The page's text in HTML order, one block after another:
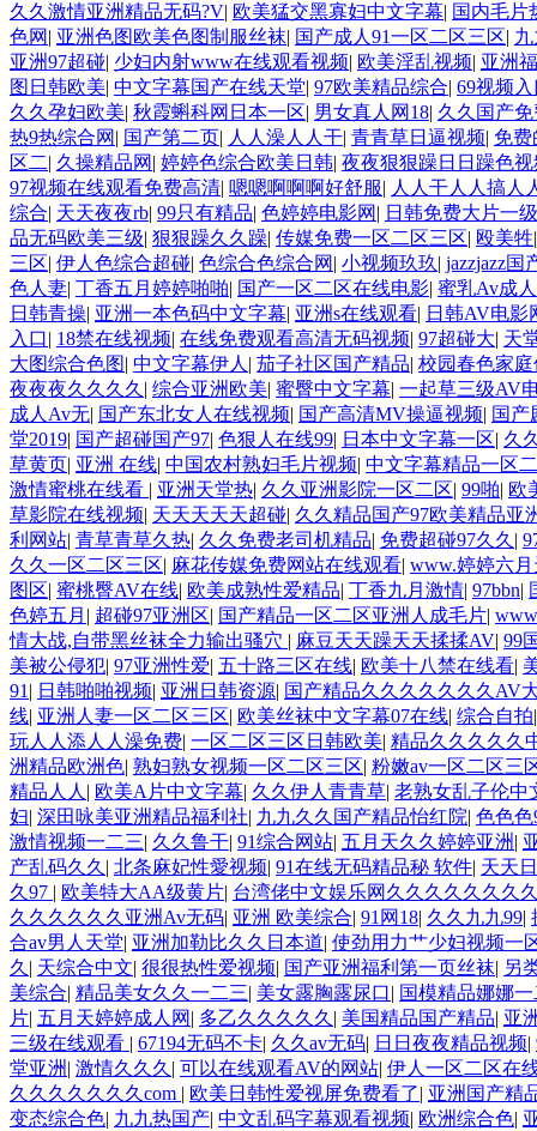
久久激情亚洲精品无码?V| 欧美猛交黑寡妇中文字幕| 国内毛片
色网 | 亚洲色图欧美色图制服丝袜| 国产成人91一区二区三区|
亚洲97超碰| 少妇内射www在线观看视频| 欧美淫乱视频| 亚洲
图日韩欧美| 中文字幕国产在线天堂| 97欧美精品综合| 69视频
久久孕妇欧美| 秋霞蝌科网日本一区| 男女真人网18| 久久国产
热9热综合网 | 国产第二页| 人人澡人人干| 青青草日逼视频| 免费
区二| 久操精品网 | 婷婷色综合欧美日韩| 夜夜狠狠躁日日躁色视
97视频在线观看免费高清| 嗯嗯啊啊啊好舒服| 人人干人人搞人
综合| 天天夜夜rb| 99只有精品| 色婷婷电影网 | 日韩免费大片一
品无码欧美三级| 狠狠躁久久躁| 传媒免费一区二区三区| 殴美牲
三区| 伊人色综合超碰| 色综合色综合网 | 小视频玖玖 | jazzjazz国
色人妻| 丁香五月婷婷啪啪| 国产一区二区在线电影| 蜜乳Av成
日韩青操| 亚洲一本色码中文字幕| 亚洲s在线观看| 日韩AV电影
入口| 18禁在线视频| 在线免费观看高清无码视频| 97超碰大| 天
大图综合色图| 中文字幕伊人 | 茄子社区国产精品| 校园春色家
夜夜夜久久久久 | 综合亚洲欧美| 蜜臀中文字幕| 一起草三级AV
成人Av无| 国产东北女人在线视频| 国产高清MV操逼视频| 国产
堂2019| 国产超碰国产97| 色狠人在线99| 日本中文字幕一区| 久
草黄页| 亚洲 在线| 中国农村熟妇毛片视频| 中文字幕精品一区
激情蜜桃在线看 | 亚洲天堂热| 久久亚洲影院一区二区| 99啪| 欧
草影院在线视频| 天天天天天超碰| 久久精品国产97欧美精品亚
利网站| 青草青草久热| 久久免费老司机精品| 免费超碰97久久 |
久久一区二区三区| 麻花传媒免费网站在线观看| www.婷婷六月
图区| 蜜桃臀AV在线| 欧美成熟性爱精品| 丁香九月激情| 97bbn|
色婷五月 | 超碰97亚洲区| 国产精品一区二区亚洲人成毛片|
情大战,自带黑丝袜全力输出骚穴 | 麻豆天天躁天天揉揉AV| 99
美被公侵犯| 97亚洲性爱| 五十路三区在线| 欧美十八禁在线看|
91 | 日韩啪啪视频| 亚洲日韩资源| 国产精品久久久久久久久AV
线| 亚洲人妻一区二区三区| 欧美丝袜中文字幕07在线| 综合自拍
玩人人添人人澡免费| 一区二区三区日韩欧美| 精品久久久久久
洲精品欧洲色| 熟妇熟女视频一区二区三区| 粉嫩av一区二区三
精品人人 | 欧美A片中文字幕| 久久伊人青青草| 老熟女乱子伦中
妇| 深田咏美亚洲精品福利社| 九九久久国产精品怡红院| 色色色
激情视频一二三| 久久鲁干| 91综合网站| 五月天久久婷婷亚洲 |
产乱码久久 | 北条麻妃性愛视频| 91在线无码精品秘 软件| 天天
久97 | 欧美特大AA级黄片| 台湾佬中文娱乐网久久久久久久久
久久久久久久亚洲Av无码| 亚洲 欧美综合| 91网18| 久久九九99|
合av男人天堂| 亚洲加勒比久久日本道| 使劲用力艹少妇视频一
久 | 天综合中文| 很很热性爱视频| 国产亚洲福利第一页丝袜| 另
美综合| 精品美女久久一二三| 美女露胸露尿口| 国模精品娜娜
片| 五月天婷婷成人网 | 多乙久久久久久 | 美国精品国产精品| 亚
三级在线观看 | 67194无码不卡| 久久av无码| 日日夜夜精品视频|
堂亚洲 | 激情久久久 | 可以在线观看AV的网站| 伊人一区二区在
久久久久久久久com | 欧美日韩性爱视屏免费看了| 亚洲国产精
变态综合色| 九九热国产| 中文乱码字幕观看视频| 欧洲综合色|